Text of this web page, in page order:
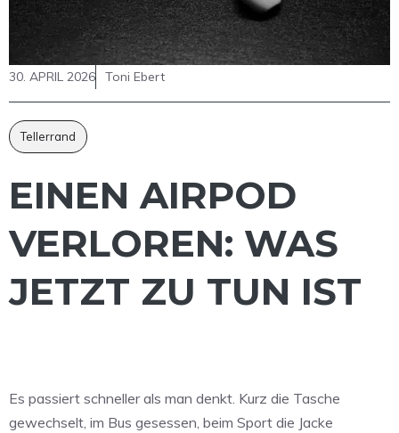
30. APRIL 2026 Toni Ebert
Tellerrand
EINEN AIRPOD
VERLOREN: WAS
JETZT ZU TUN IST
Es passiert schneller als man denkt. Kurz die Tasche
gewechselt, im Bus gesessen, beim Sport die Jacke